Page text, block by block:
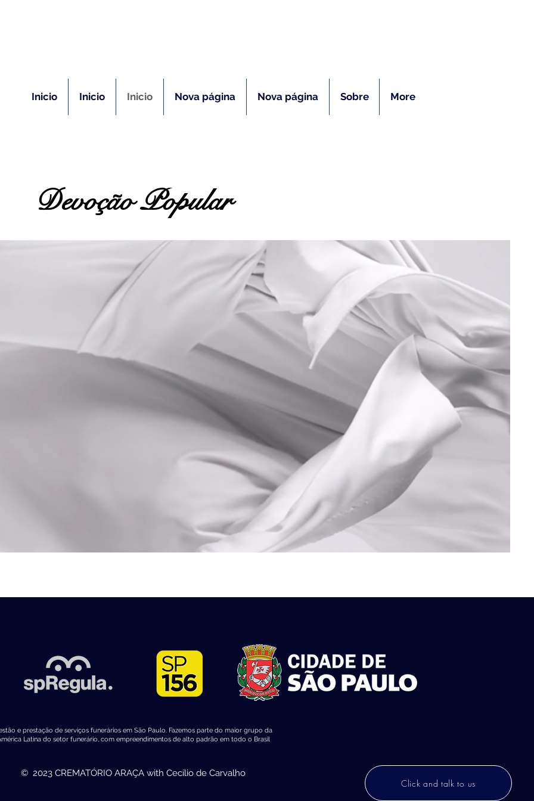
Inicio Inicio Inicio Nova página Nova página Sobre More
Devoção Popular
Click and talk to us
e prestação de serviços funerários em São Paulo. Fazemos parte do maior grupo da
Latina do setor funerário, com empreendimentos de alto padrão em todo o Brasil
© 2023 CREMATÓRIO ARAÇA with Cecílio de Carvalho